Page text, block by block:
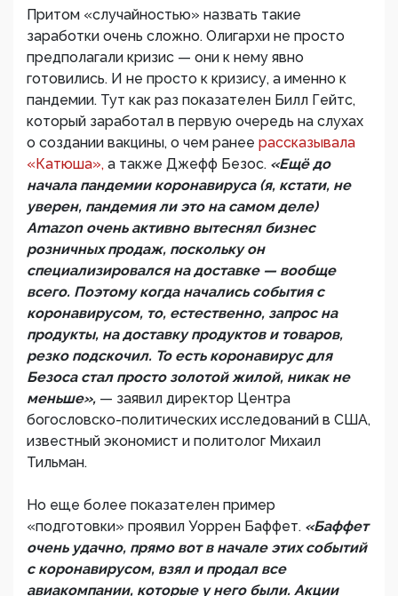
Притом «случайностью» назвать такие
заработки очень сложно. Олигархи не просто
предполагали кризис — они к нему явно
готовились. И не просто к кризису, а именно к
пандемии. Тут как раз показателен Билл Гейтс,
который заработал в первую очередь на слухах
о создании вакцины, о чем ранее рассказывала
«Катюша», а также Джефф Безос. «Ещё до
начала пандемии коронавируса (я, кстати, не
уверен, пандемия ли это на самом деле)
Amazon очень активно вытеснял бизнес
розничных продаж, поскольку он
специализировался на доставке — вообще
всего. Поэтому когда начались события с
коронавирусом, то, естественно, запрос на
продукты, на доставку продуктов и товаров,
резко подскочил. То есть коронавирус для
Безоса стал просто золотой жилой, никак не
меньше», — заявил директор Центра
богословско-политических исследований в США,
известный экономист и политолог Михаил
Тильман.
Но еще более показателен пример
«подготовки» проявил Уоррен Баффет. «Баффет
очень удачно, прямо вот в начале этих событий
с коронавирусом, взял и продал все
авиакомпании, которые у него были. Акции